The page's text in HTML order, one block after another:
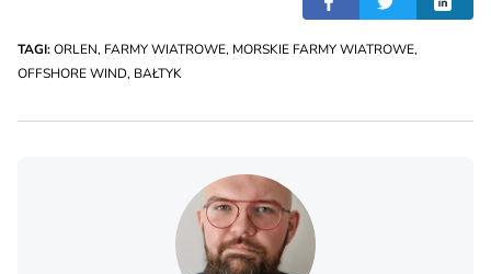
TAGI:ORLEN, FARMY WIATROWE, MORSKIE FARMY WIATROWE,
OFFSHORE WIND, BAŁTYK